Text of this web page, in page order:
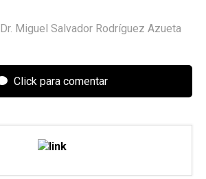
Dr. Miguel Salvador Rodríguez Azueta
Click para comentar